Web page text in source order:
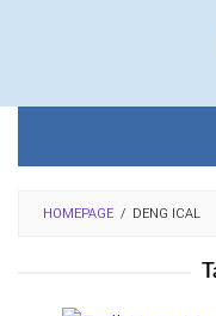
HOMEPAGE / DENG ICAL